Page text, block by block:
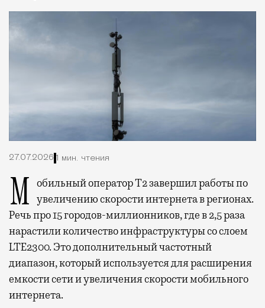
27.07.2026 1 мин. чтения
Мобильный оператор Т2 завершил работы по увеличению скорости интернета в регионах.
Речь про 15 городов-миллионников, где в 2,5 раза
нарастили количество инфраструктуры со слоем
LTE2300. Это дополнительный частотный
диапазон, который используется для расширения
емкости сети и увеличения скорости мобильного
интернета.